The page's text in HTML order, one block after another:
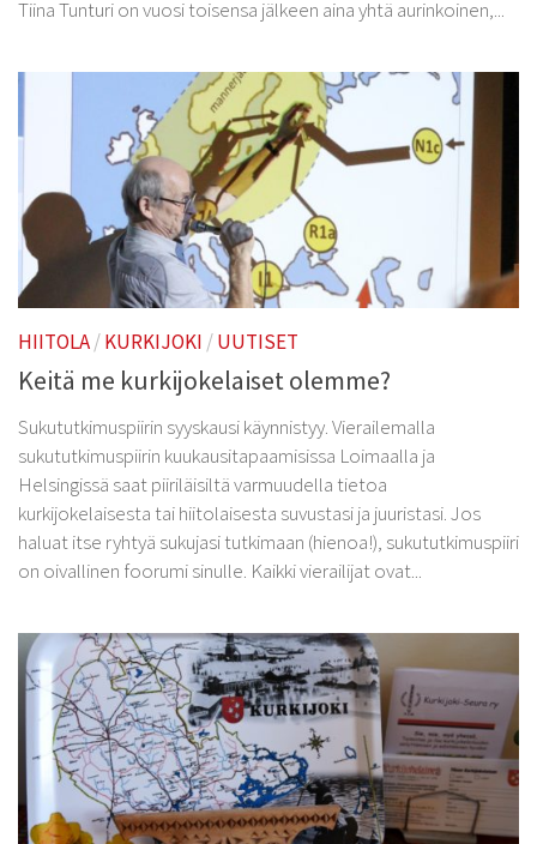
Tiina Tunturi on vuosi toisensa jälkeen aina yhtä aurinkoinen,...
HIITOLA/KURKIJOKI /UUTISET
Keitä me kurkijokelaiset olemme?
Sukututkimuspiirin syyskausi käynnistyy. Vierailemalla
sukututkimuspiirin kuukausitapaamisissa Loimaalla ja
Helsingissä saat piiriläisiltä varmuudella tietoa
kurkijokelaisesta tai hiitolaisesta suvustasi ja juuristasi. Jos
haluat itse ryhtyä sukujasi tutkimaan (hienoa!), sukututkimuspiiri
on oivallinen foorumi sinulle. Kaikki vierailijat ovat...